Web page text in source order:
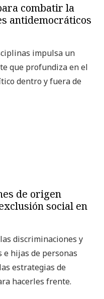
combatir la
antidemocráticos
impulsa un
que profundiza en el
dentro y fuera de
de origen
social en
discriminaciones y
e hijas de personas
estrategias de
hacerles frente.